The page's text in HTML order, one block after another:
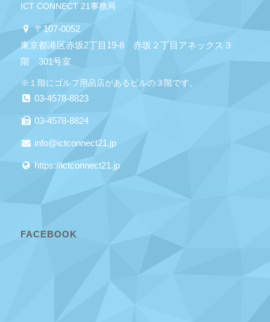
ICT CONNECT 21事務局
〒107-0052
東京都港区赤坂2丁目19-8 赤坂２丁目アネックス３
階 301号室
※１階にゴルフ用品店があるビルの３階です。
03-4578-8823
03-4578-8824
info@ictconnect21.jp
https://ictconnect21.jp
FACEBOOK